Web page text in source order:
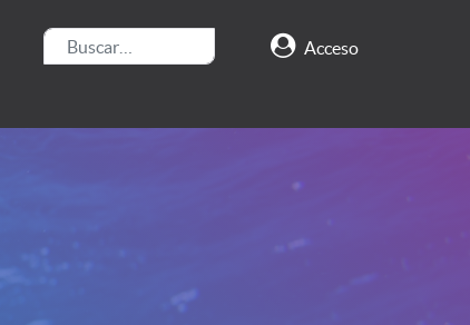
Buscar Acceso